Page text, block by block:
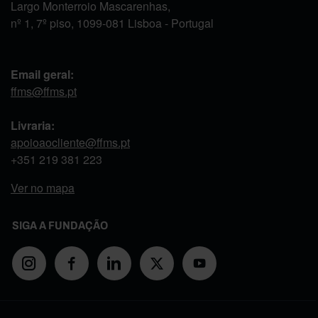
Largo Monterroio Mascarenhas,
nº 1, 7º piso, 1099-081 Lisboa - Portugal
Email geral:
ffms@ffms.pt
Livraria:
apoioaocliente@ffms.pt
+351 219 381 223
Ver no mapa
SIGA A FUNDAÇÃO